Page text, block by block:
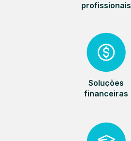
profissionais
Soluções
financeiras